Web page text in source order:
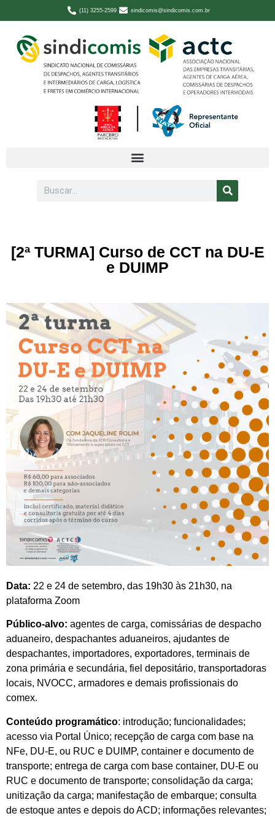
(11) 3255-2599 sindicomis@sindicomis.com.br
[2ª TURMA] Curso de CCT na DU-E
e DUIMP
Data: 22 e 24 de setembro, das 19h30 às 21h30, na
plataforma Zoom
Público-alvo: agentes de carga, comissárias de despacho
aduaneiro, despachantes aduaneiros, ajudantes de
despachantes, importadores, exportadores, terminais de
zona primária e secundária, fiel depositário, transportadoras
locais, NVOCC, armadores e demais profissionais do
comex.
Conteúdo programático: introdução; funcionalidades;
acesso via Portal Único; recepção de carga com base na
NFe, DU-E, ou RUC e DUIMP, container e documento de
transporte; entrega de carga com base container, DU-E ou
RUC e documento de transporte; consolidação da carga;
unitização da carga; manifestação de embarque; consulta
de estoque antes e depois do ACD; informações relevantes;